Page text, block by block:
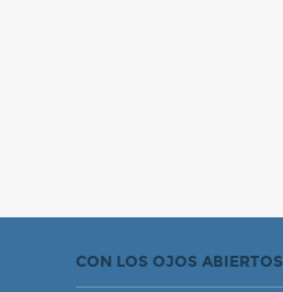
CON LOS OJOS ABIERTOS